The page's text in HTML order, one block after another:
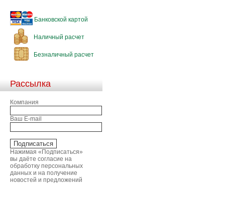
Банковской картой
Наличный расчет
Безналичный расчет
Рассылка
Компания
Ваш E-mail
Нажимая «Подписаться»
вы даёте согласие на
обработку персональных
данных и на получение
новостей и предложений